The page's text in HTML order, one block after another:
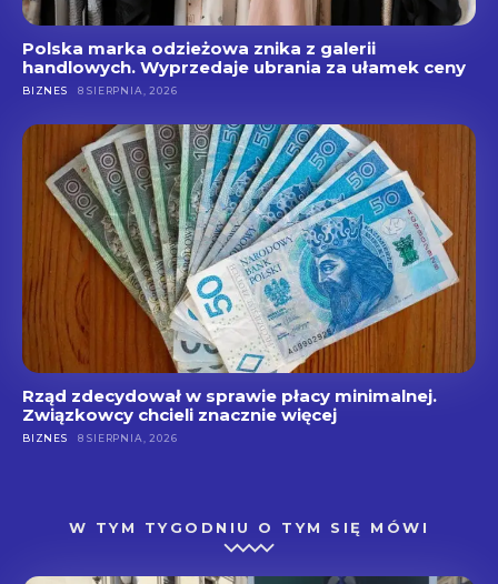
Polska marka odzieżowa znika z galerii
handlowych. Wyprzedaje ubrania za ułamek ceny
BIZNES 8 SIERPNIA, 2026
Rząd zdecydował w sprawie płacy minimalnej.
Związkowcy chcieli znacznie więcej
BIZNES 8 SIERPNIA, 2026
W TYM TYGODNIU O TYM SIĘ MÓWI